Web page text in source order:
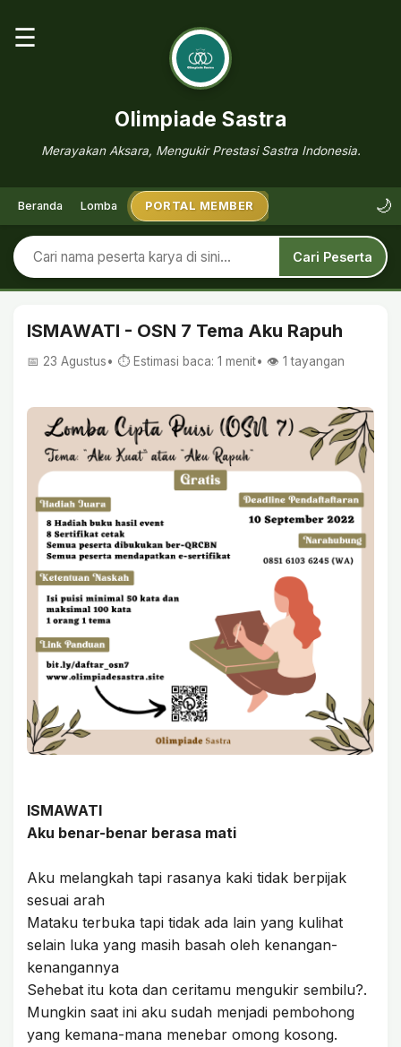
☰
Olimpiade Sastra
Merayakan Aksara, Mengukir Prestasi Sastra Indonesia.
Beranda Lomba PORTAL MEMBER 🌙
Cari Peserta
ISMAWATI - OSN 7 Tema Aku Rapuh
📅 23 Agustus• ⏱ Estimasi baca: 1 menit• 👁️ 1 tayangan
ISMAWATI
Aku benar-benar berasa mati
Aku melangkah tapi rasanya kaki tidak berpijak
sesuai arah
Mataku terbuka tapi tidak ada lain yang kulihat
selain luka yang masih basah oleh kenangan-
kenangannya
Sehebat itu kota dan ceritamu mengukir sembilu?.
Mungkin saat ini aku sudah menjadi pembohong
yang kemana-mana menebar omong kosong.